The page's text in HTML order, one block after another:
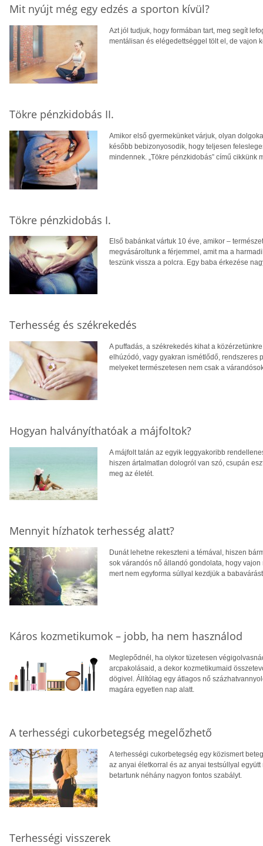
Mit nyújt még egy edzés a sporton kívül?
Azt jól tudjuk, hogy formában tart, meg segít
mentálisan és elégedettséggel tölt el, de vajon
Tökre pénzkidobás II.
Amikor első gyermekünket várjuk, olyan
később bebizonyosodik, hogy teljesen
mindennek. „Tökre pénzkidobás” című cikkünk
Tökre pénzkidobás I.
Első babánkat vártuk 10 éve, amikor –
megvásároltunk a férjemmel, amit ma a
teszünk vissza a polcra. Egy baba érkezése
Terhesség és székrekedés
A puffadás, a székrekedés kihat a
elhúzódó, vagy gyakran ismétlődő, rendszeres
melyeket természetesen nem csak a
Hogyan halványíthatóak a májfoltok?
A májfolt talán az egyik leggyakoribb
hiszen ártalmatlan dologról van szó, csupán
meg az életét.
Mennyit hízhatok terhesség alatt?
Dunát lehetne rekeszteni a témával, hiszen
sok várandós nő állandó gondolata, hogy
mert nem egyforma súllyal kezdjük a
Káros kozmetikumok – jobb, ha nem használod
Meglepődnél, ha olykor tüzetesen
arcpakolásaid, a dekor kozmetikumaid
dögivel. Állítólag egy átlagos nő
magára egyetlen nap alatt.
A terhességi cukorbetegség megelőzhető
A terhességi cukorbetegség egy közismert
az anyai életkorral és az anyai testsúllyal
betartunk néhány nagyon fontos szabályt.
Terhességi visszerek